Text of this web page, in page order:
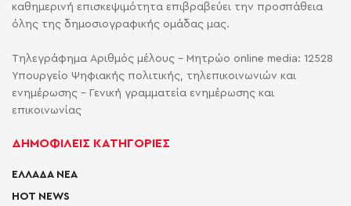
καθημερινή επισκεψιμότητα επιβραβεύει την προσπάθεια
όλης της δημοσιογραφικής ομάδας μας.
Τηλεγράφημα Αριθμός μέλους - Μητρώο online media: 12528
Υπουργείο Ψηφιακής πολιτικής, τηλεπικοινωνιών και
ενημέρωσης - Γενική γραμματεία ενημέρωσης και
επικοινωνίας
ΔΗΜΟΦΙΛΕΙΣ ΚΑΤΗΓΟΡΙΕΣ
ΕΛΛΑΔΑ ΝΕΑ
HOT NEWS